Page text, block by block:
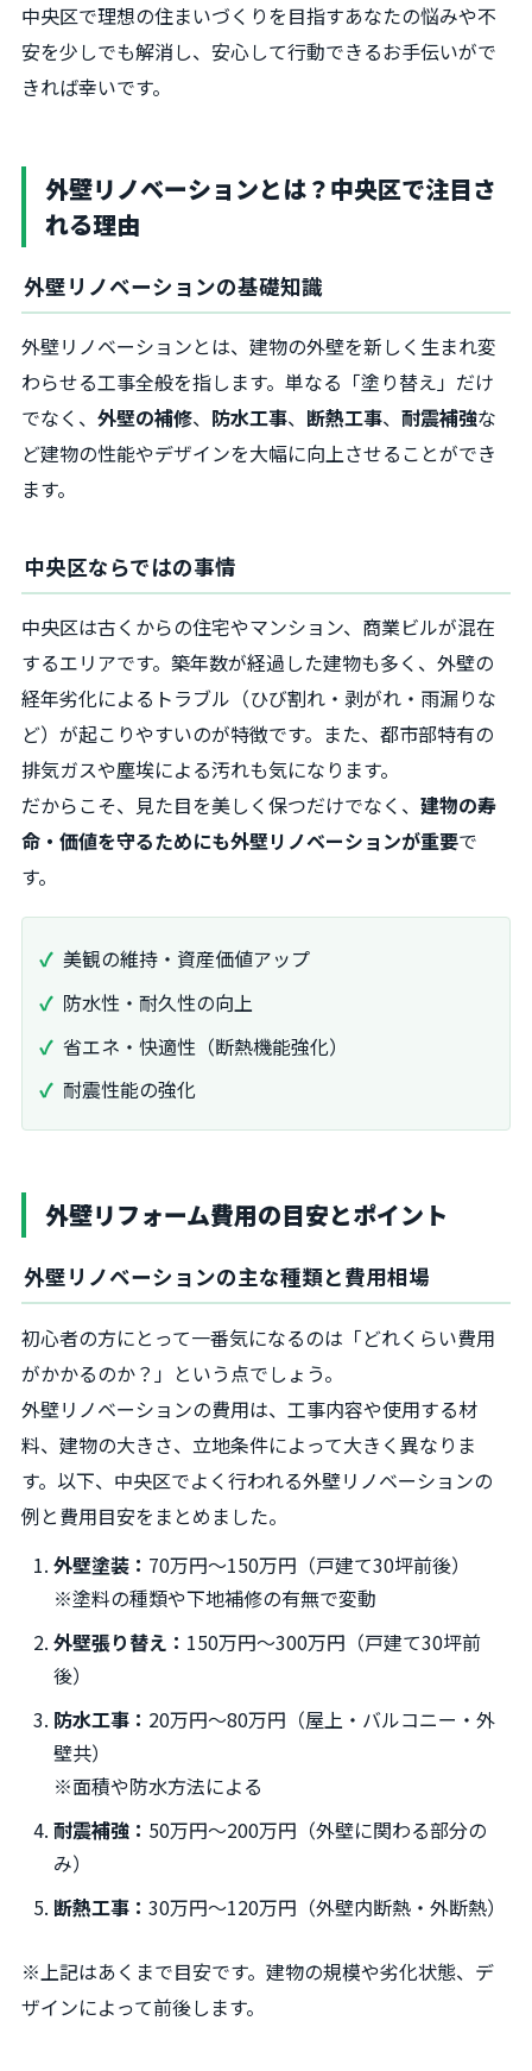
中央区で理想の住まいづくりを目指すあなたの悩みや不
安を少しでも解消し、安心して行動できるお手伝いがで
きれば幸いです。
外壁リノベーションとは？中央区で注目さ
れる理由
外壁リノベーションの基礎知識
外壁リノベーションとは、建物の外壁を新しく生まれ変
わらせる工事全般を指します。単なる「塗り替え」だけ
でなく、 外壁の補修、 防水工事、 断熱工事、 耐震補強な
ど建物の性能やデザインを大幅に向上させることができ
ます。
中央区ならではの事情
中央区は古くからの住宅やマンション、商業ビルが混在
するエリアです。築年数が経過した建物も多く、外壁の
経年劣化によるトラブル（ひび割れ・剥がれ・雨漏りな
ど）が起こりやすいのが特徴です。また、都市部特有の
排気ガスや塵埃による汚れも気になります。
だからこそ、見た目を美しく保つだけでなく、 建物の寿
命・価値を守るためにも外壁リノベーションが重要で
す。
美観の維持・資産価値アップ
防水性・耐久性の向上
省エネ・快適性（断熱機能強化）
耐震性能の強化
外壁リフォーム費用の目安とポイント
外壁リノベーションの主な種類と費用相場
初心者の方にとって一番気になるのは「どれくらい費用
がかかるのか？」という点でしょう。
外壁リノベーションの費用は、工事内容や使用する材
料、建物の大きさ、立地条件によって大きく異なりま
す。以下、中央区でよく行われる外壁リノベーションの
例と費用目安をまとめました。
外壁塗装： 70万円～150万円（戸建て30坪前後）
※塗料の種類や下地補修の有無で変動
外壁張り替え： 150万円～300万円（戸建て30坪前
後）
防水工事： 20万円～80万円（屋上・バルコニー・外
壁共）
※面積や防水方法による
耐震補強： 50万円～200万円（外壁に関わる部分の
み）
断熱工事：30万円～120万円（外壁内断熱・外断熱）
※上記はあくまで目安です。建物の規模や劣化状態、デ
ザインによって前後します。